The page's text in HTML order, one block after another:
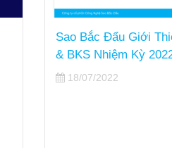
Đẩu Giới Thiệu HĐQT
Kỳ 2022-2027